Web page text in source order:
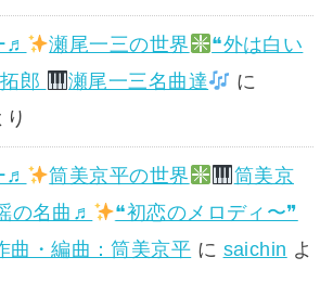
♬ 瀬尾一三の世界
❝外は白い
郎 瀬尾一三名曲達
に
り
♬ 筒美京平の世界
筒美京
の名曲♬
❝初恋のメロディ〜❞
曲・編曲：筒美京平 に saichin よ